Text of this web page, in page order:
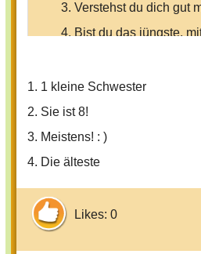
3. Verstehst du dich gut
4. Bist du das jüngste,
1. 1 kleine Schwester
2. Sie ist 8!
3. Meistens! : )
4. Die älteste
Likes: 0